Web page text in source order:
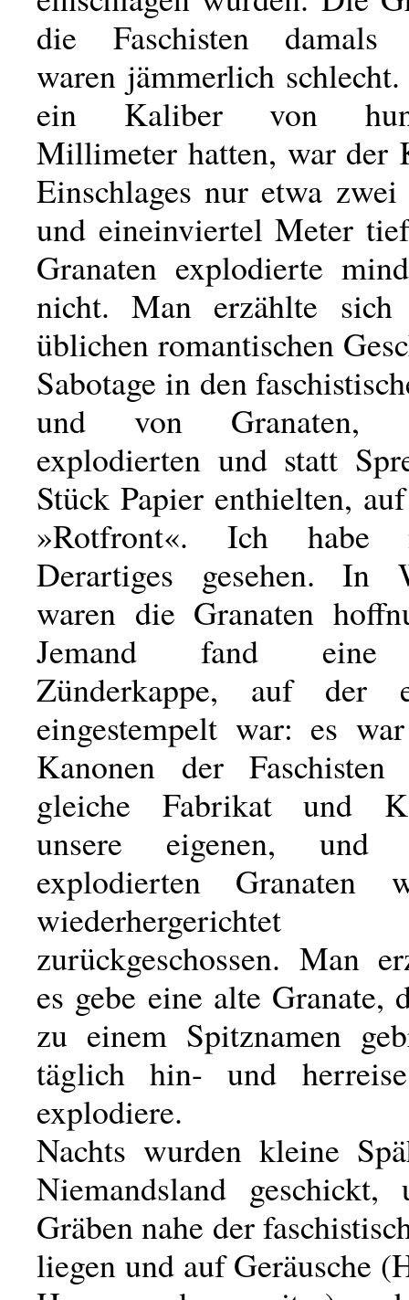
die Faschisten damals
waren jämmerlich
ein Kaliber von
Millimeter hatten, war der
Einschlages nur etwa
und eineinviertel Meter
Granaten explodierte
nicht. Man erzählte
üblichen romantischen
Sabotage in den
und von Granaten,
explodierten und statt
Stück Papier enthielten,
»Rotfront«. Ich habe
Derartiges gesehen. In
waren die Granaten
Jemand fand eine
Zünderkappe, auf der
eingestempelt war: es
Kanonen der
gleiche Fabrikat und
unsere eigenen,
explodierten Granaten
zurückgeschossen. Man
es gebe eine alte Granate,
zu einem Spitznamen
täglich hin- und
explodiere.
Nachts wurden kleine
Niemandsland
Gräben nahe der
liegen und auf Geräusche